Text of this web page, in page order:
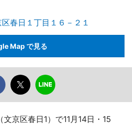
春日１丁目１６－２１
Map で見る
京区春日1）で11月14日・15